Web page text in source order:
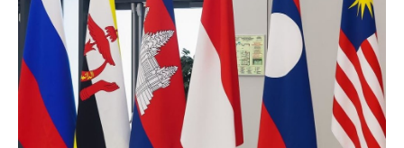
НЕФТЕХИМИЯ
НЕФТЬ
ОПК
ЭНЕРГЕТИКА
РОЗНИЧНАЯ ТОРГОВЛЯ
ТРАНСПОРТ
УСЛУГИ
НОВОСТИ ТЕХНОЛОГИЙ
IT
МЕДИА
МЕРОПРИЯТИЯ
НОВОСТИ МЕРОПРИЯТИЙ
ВЫЕЗДНАЯ РЕДАКЦИЯ
СПОРТ
НОВОСТИ СПОРТА
ОБЩЕСТВО